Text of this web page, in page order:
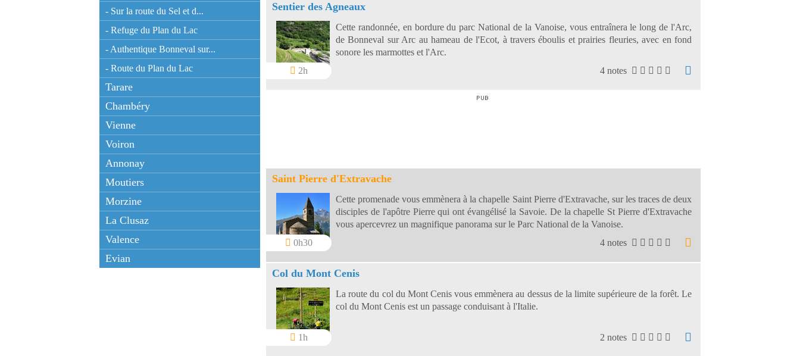
- Sur la route du Sel et d...
- Refuge du Plan du Lac
- Authentique Bonneval sur...
- Route du Plan du Lac
Tarare
Chambéry
Vienne
Voiron
Annonay
Moutiers
Morzine
La Clusaz
Valence
Evian
Sentier des Agneaux
2h
Cette randonnée, en bordure du parc National de la Vanoise, vous entraînera le long de l'Arc,
de Bonneval sur Arc au hameau de l'Ecot, à travers éboulis et prairies fleuries, avec en fond
sonore les marmottes et l'Arc.
4 notes
Saint Pierre d'Extravache
0h30
Cette promenade vous emmènera à la chapelle Saint Pierre d'Extravache, sur les traces de deux
disciples de l'apôtre Pierre qui ont évangélisé la Savoie. De la chapelle St Pierre d'Extravache
vous apercevrez un magnifique panorama sur le Parc National de la Vanoise.
4 notes
Col du Mont Cenis
1h
La route du col du Mont Cenis vous emmènera au dessus de la limite supérieure de la forêt. Le
col du Mont Cenis est un passage conduisant à l'Italie.
2 notes